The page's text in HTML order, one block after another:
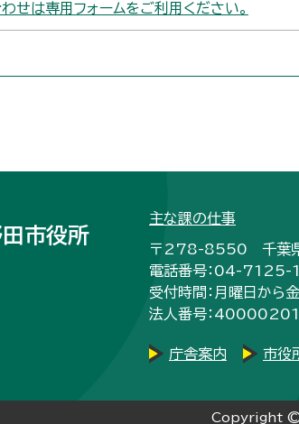
せは専用フォームをご利用ください。
市役所
主な課の仕事
〒278-8550 千葉県
電話番号：04-7125-
受付時間：月曜日から
法人番号：
庁舎案内 市役
Copyright ©